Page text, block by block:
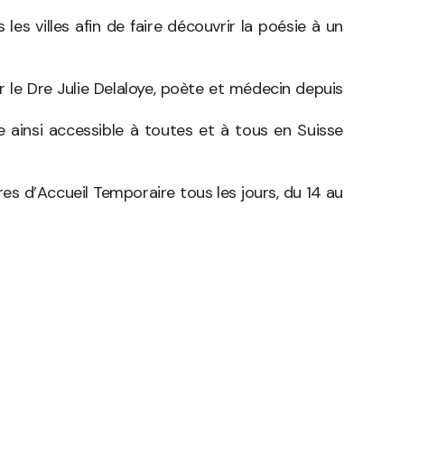
villes a­fin de faire découvrir la poésie à un
Dre Julie Delaloye, poète et médecin depuis
accessible à toutes et à tous en Suisse
d’Accueil Temporaire tous les jours, du 14 au